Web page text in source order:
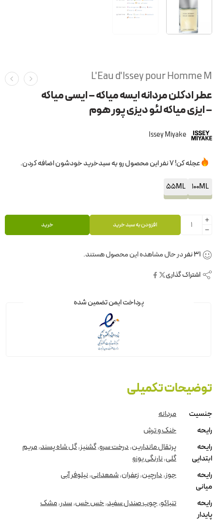
L'Eau d'Issey pour Homme M
عطر ادکلن مردانه ایسه میاکه – ایسی میاکه
– ایزی میاکه لئو دیزی پور هوم
Issey Miyake
عجله کن! 7 نفر این محصول رو به سبدخرید خودشون اضافه کردن.
100ML
55ML
افزودن به سبد خرید خرید
31نفردر حال مشاهده این محصول هستند.
اشتراک گذاری
پرداخت ایمن تضمین شده
توضیحات تکمیلی
جنسیت
مردانه
رایحه
خنک و ترش
رایحه
ابتدایی
پرتقال ماندارین,درخت سرو,گشنیز,گل شاه پسند,مریم
گلی,نارنگی یوزو
رایحه
میانی
جوز,دارچین,زعفران,شمعدانی,نیلوفر آبی
رایحه
پایدار
تنباکو,چوب صندل سفید,خس خس,سدر,مشک